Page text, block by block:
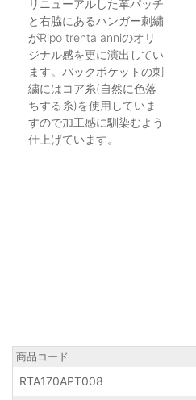
リニューアルした革パッチ
と右脇にあるハンガー刺繍
がRipo trenta anniのオリ
ジナル感を更に演出してい
ます。バックポケットの刺
繍にはコア糸(自然に色落
ちする糸)を使用していま
すので加工感に馴染むよう
仕上げています。
商品コード
RTA170APT008